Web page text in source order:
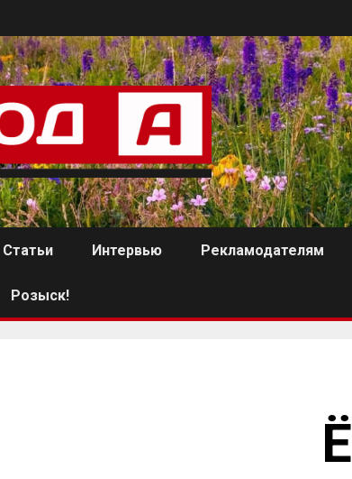
Статьи Интервью Рекламодателям
Розыск!